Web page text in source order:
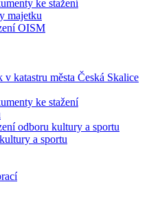
ke stažení
majetku
OISM
v katastru města Česká Skalice
ke stažení
odboru kultury a sportu
a sportu